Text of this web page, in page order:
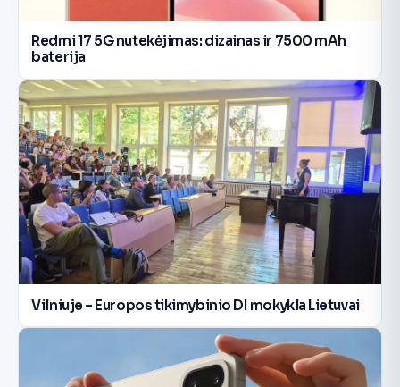
Redmi 17 5G nutekėjimas: dizainas ir 7500 mAh
baterija
Vilniuje – Europos tikimybinio DI mokykla Lietuvai